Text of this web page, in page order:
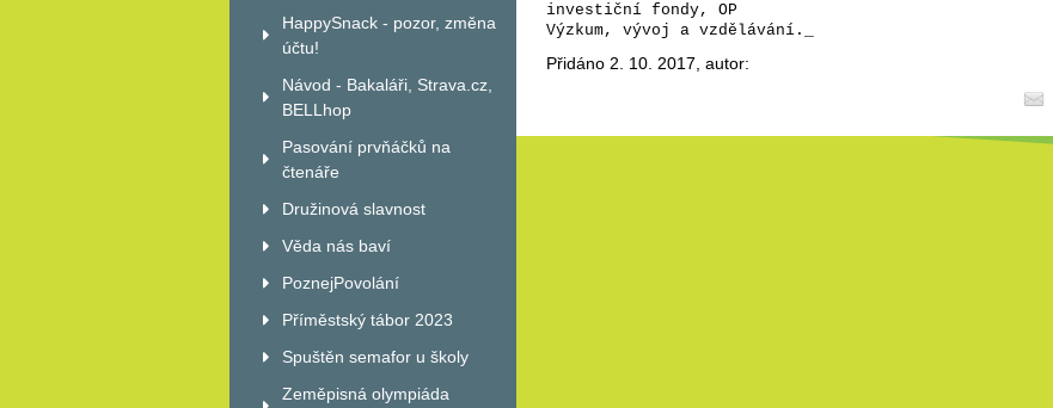
investiční fondy, OP
Výzkum, vývoj a vzdělávání._
Přidáno 2. 10. 2017, autor:
HappySnack - pozor, změna
účtu!
Návod - Bakaláři, Strava.cz,
BELLhop
Pasování prvňáčků na
čtenáře
Družinová slavnost
Věda nás baví
PoznejPovolání
Příměstský tábor 2023
Spuštěn semafor u školy
Zeměpisná olympiáda